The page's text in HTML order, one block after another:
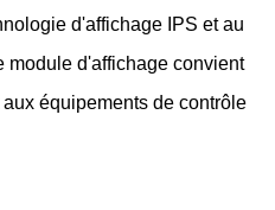
d'affichage IPS et au
module d'affichage convient
équipements de contrôle